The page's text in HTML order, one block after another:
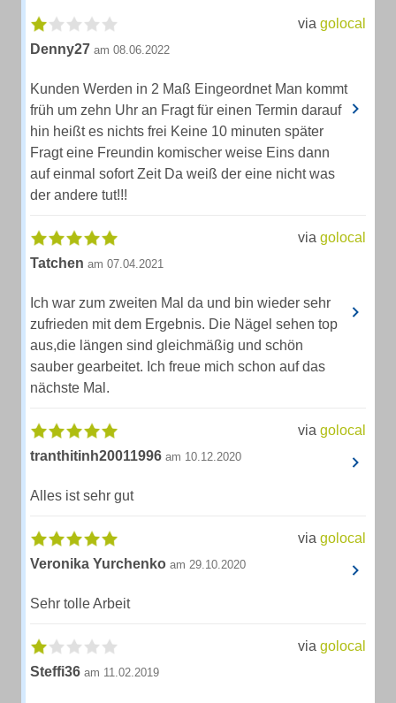
via golocal
Denny27 am 08.06.2022
Kunden Werden in 2 Maß Eingeordnet Man kommt
früh um zehn Uhr an Fragt für einen Termin darauf
hin heißt es nichts frei Keine 10 minuten später
Fragt eine Freundin komischer weise Eins dann
auf einmal sofort Zeit Da weiß der eine nicht was
der andere tut!!!
via golocal
Tatchen am 07.04.2021
Ich war zum zweiten Mal da und bin wieder sehr
zufrieden mit dem Ergebnis. Die Nägel sehen top
aus,die längen sind gleichmäßig und schön
sauber gearbeitet. Ich freue mich schon auf das
nächste Mal.
via golocal
tranthitinh20011996 am 10.12.2020
Alles ist sehr gut
via golocal
Veronika Yurchenko am 29.10.2020
Sehr tolle Arbeit
via golocal
Steffi36 am 11.02.2019